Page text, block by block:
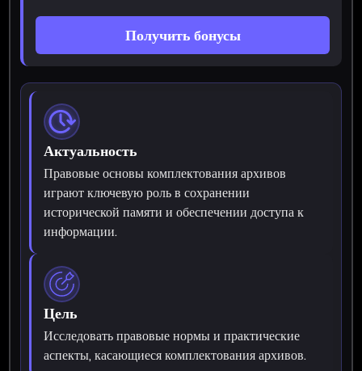
Получить бонусы
Актуальность
Правовые основы комплектования архивов
играют ключевую роль в сохранении
исторической памяти и обеспечении доступа к
информации.
Цель
Исследовать правовые нормы и практические
аспекты, касающиеся комплектования архивов.